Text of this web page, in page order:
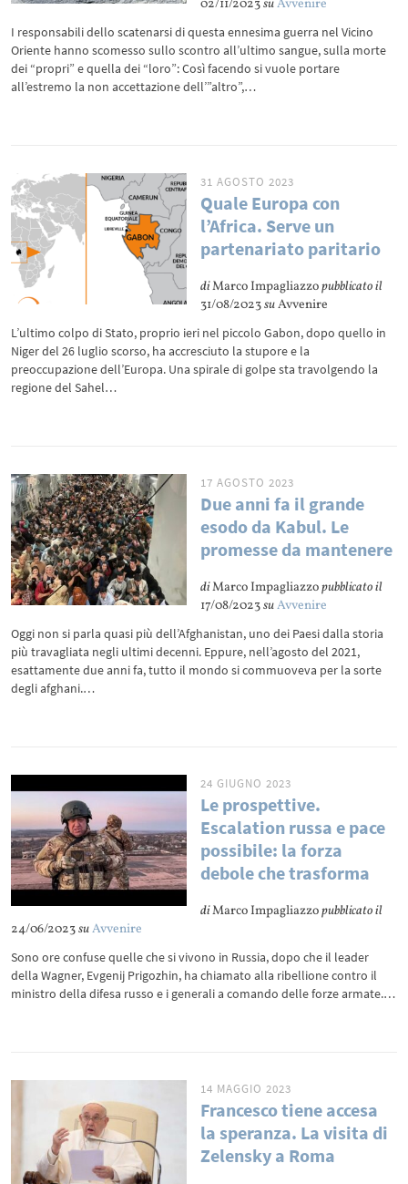
02/11/2023suAvvenire
I responsabili dello scatenarsi di questa ennesima guerra nel Vicino
Oriente hanno scomesso sullo scontro all’ultimo sangue, sulla morte
dei “propri” e quella dei “loro”: Così facendo si vuole portare
all’estremo la non accettazione dell’”altro”,…
31 AGOSTO 2023
Quale Europa con
l’Africa. Serve un
partenariato paritario
diMarco Impagliazzopubblicato il
31/08/2023suAvvenire
L’ultimo colpo di Stato, proprio ieri nel piccolo Gabon, dopo quello in
Niger del 26 luglio scorso, ha accresciuto la stupore e la
preoccupazione dell’Europa. Una spirale di golpe sta travolgendo la
regione del Sahel…
17 AGOSTO 2023
Due anni fa il grande
esodo da Kabul. Le
promesse da mantenere
diMarco Impagliazzopubblicato il
17/08/2023suAvvenire
Oggi non si parla quasi più dell’Afghanistan, uno dei Paesi dalla storia
più travagliata negli ultimi decenni. Eppure, nell’agosto del 2021,
esattamente due anni fa, tutto il mondo si commuoveva per la sorte
degli afghani.…
24 GIUGNO 2023
Le prospettive.
Escalation russa e pace
possibile: la forza
debole che trasforma
diMarco Impagliazzopubblicato il
24/06/2023suAvvenire
Sono ore confuse quelle che si vivono in Russia, dopo che il leader
della Wagner, Evgenij Prigozhin, ha chiamato alla ribellione contro il
ministro della difesa russo e i generali a comando delle forze armate.…
14 MAGGIO 2023
Francesco tiene accesa
la speranza. La visita di
Zelensky a Roma